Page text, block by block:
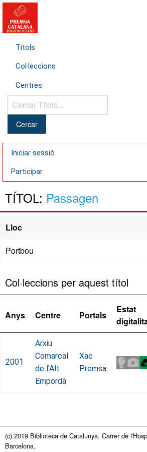
Títols
Col·leccions
Centres
Cercar
Títols...
Iniciar sessió
Participar
TÍTOL: Passagen
Lloc
Portbou
Col·leccions per aquest títol
Anys Centre Portals
Estat
2001
Arxiu
Comarcal
de l'Alt
Empordà
Xac
Premsa
(c) 2019 Biblioteca de Catalunya. Carrer de
Barcelona.